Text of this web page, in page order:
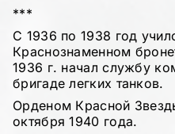
***
С 1936 по 1938 год
Краснознаменном
1936 г. начал службу
бригаде легких танков.
Орденом Красной
октября 1940 года.